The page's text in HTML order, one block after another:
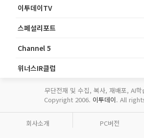
이투데이TV
스페셜리포트
Channel 5
위너스IR클럽
무단전재 및 수집, 복사, 재배포, AI학
Copyright 2006. 이투데이. All
회사소개 PC버전